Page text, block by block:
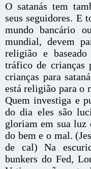
O satanás tem
seus seguidores. E
mundo bancário
mundial, devem
religião e
tráfico de crianças
crianças para
está religião para o
Quem investiga e
do dia eles são
gloriam em sua luz
do bem e o mal.
de cal) Na
bunkers do Fed,